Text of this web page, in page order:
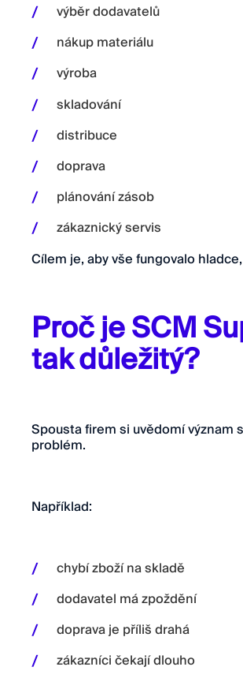
výběr dodavatelů
nákup materiálu
výroba
skladování
distribuce
doprava
plánování zásob
zákaznický servis
Cílem je, aby vše fungovalo
Proč je SCM
tak důležitý?
Spousta firem si uvědomí význam
problém.
Například:
chybí zboží na skladě
dodavatel má zpoždění
doprava je příliš drahá
zákazníci čekají dlouho